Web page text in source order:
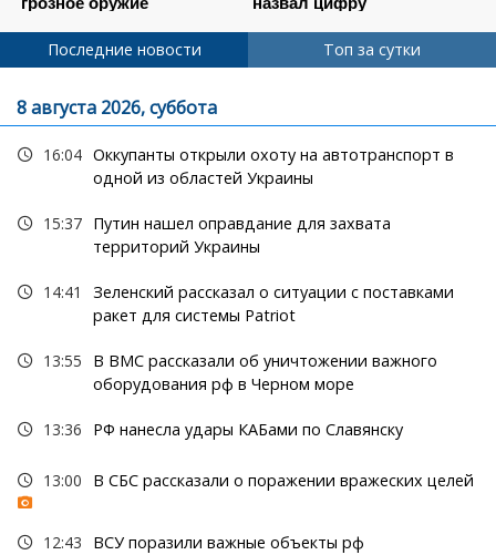
Последние новости Топ за сутки
8 августа 2026, суббота
16:04 Оккупанты открыли охоту на автотранспорт в
одной из областей Украины
15:37 Путин нашел оправдание для захвата
территорий Украины
14:41
Зеленский рассказал о ситуации с поставками
ракет для системы Patriot
13:55
В ВМС рассказали об уничтожении важного
оборудования рф в Черном море
13:36 РФ нанесла удары КАБами по Славянску
13:00 В СБС рассказали о поражении вражеских целей
12:43 ВСУ поразили важные объекты рф